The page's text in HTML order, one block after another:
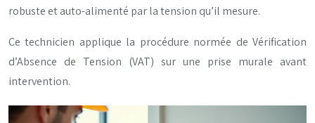
robuste et auto-alimenté par la tension qu’il mesure.
Ce technicien applique la procédure normée de Vérification
d’Absence de Tension (VAT) sur une prise murale avant
intervention.